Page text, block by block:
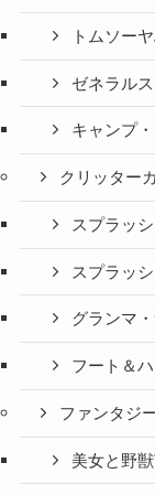
トムソー
ゼネラル
キャンプ
クリッター
スプラッ
スプラッ
グランマ
フート＆
ファンタジ
美女と野